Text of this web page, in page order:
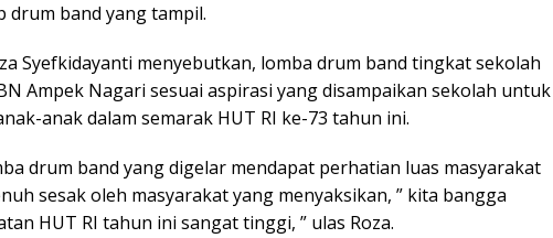
band yang tampil.
Syefkidayanti menyebutkan, lomba drum band tingkat sekolah
Ampek Nagari sesuai aspirasi yang disampaikan sekolah untuk
anak dalam semarak HUT RI ke-73 tahun ini.
drum band yang digelar mendapat perhatian luas masyarakat
sesak oleh masyarakat yang menyaksikan, ” kita bangga
HUT RI tahun ini sangat tinggi, ” ulas Roza.